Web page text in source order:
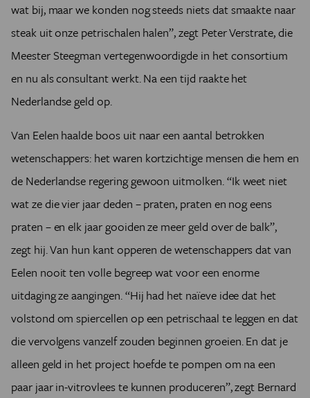
wat bij, maar we konden nog steeds niets dat smaakte naar
steak uit onze petrischalen halen”, zegt Peter Verstrate, die
Meester Steegman vertegenwoordigde in het consortium
en nu als consultant werkt. Na een tijd raakte het
Nederlandse geld op.
Van Eelen haalde boos uit naar een aantal betrokken
wetenschappers: het waren kortzichtige mensen die hem en
de Nederlandse regering gewoon uitmolken. “Ik weet niet
wat ze die vier jaar deden – praten, praten en nog eens
praten – en elk jaar gooiden ze meer geld over de balk”,
zegt hij. Van hun kant opperen de wetenschappers dat van
Eelen nooit ten volle begreep wat voor een enorme
uitdaging ze aangingen. “Hij had het naïeve idee dat het
volstond om spiercellen op een petrischaal te leggen en dat
die vervolgens vanzelf zouden beginnen groeien. En dat je
alleen geld in het project hoefde te pompen om na een
paar jaar in-vitrovlees te kunnen produceren”, zegt Bernard